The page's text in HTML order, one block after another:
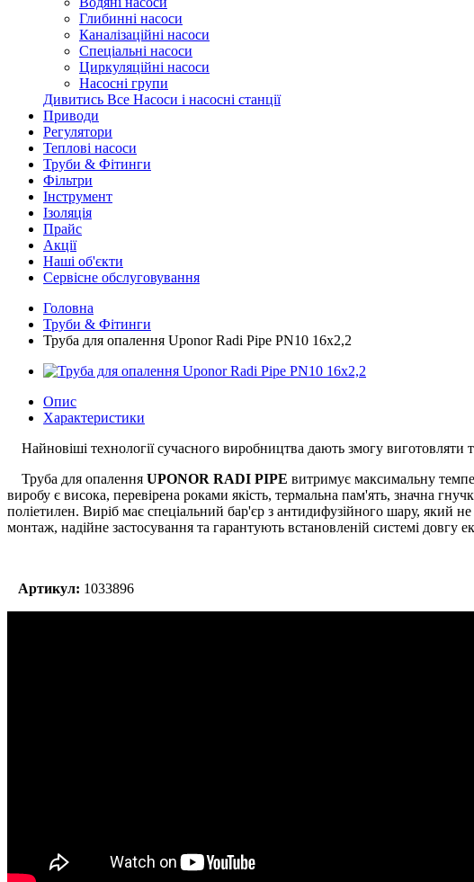
Глибинні насоси
Каналізаційні насоси
Спеціальні насоси
Циркуляційні насоси
Насосні групи
Дивитись Все Насоси і насосні станції
Приводи
Регулятори
Теплові насоси
Труби & Фітинги
Фільтри
Інструмент
Ізоляція
Прайс
Акції
Наші об'єкти
Сервісне обслуговування
Головна
Труби & Фітинги
Труба для опалення Uponor Radi Pipe PN10 16x2,2
Опис
Характеристики
Найновіші технології сучасного виробництва дають змогу виготовляти
Труба для опалення UPONOR RADI PIPE витримує максимальну
виробу є висока, перевірена роками якість, термальна пам'ять, значна
поліетилен. Виріб має спеціальний бар'єр з антидифузійного шару, який
монтаж, надійне застосування та гарантують встановленій системі довгу
Артикул: 1033896